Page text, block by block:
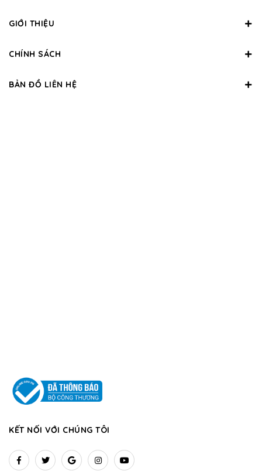
GIỚI THIỆU
CHÍNH SÁCH
BẢN ĐỒ LIÊN HỆ
KẾT NỐI VỚI CHÚNG TÔI